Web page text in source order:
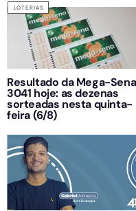
LOTERIAS
Resultado da Mega-Sena
3041 hoje: as dezenas
sorteadas nesta quinta-
feira (6/8)